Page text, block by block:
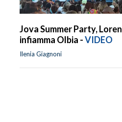
Jova Summer Party,
infiamma Olbia -VIDEO
Ilenia Giagnoni